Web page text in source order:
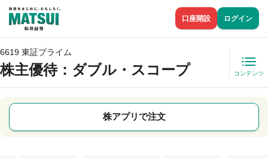
口座開設 ログイン
6619 東証プライム
株主優待：ダブル・スコープ コンテンツ
株アプリで注文